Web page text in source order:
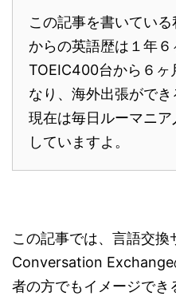
この記事を書いてい
からの英語歴は１年６
TOEIC400台から６ヶ
なり、海外出張ができ
現在は毎日ルーマニ
していますよ。
この記事では、言語交換
Conversation Exchange
者の方でもイメージでき